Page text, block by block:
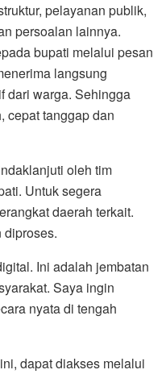
pelayanan publik,
persoalan lainnya.
bupati melalui pesan
langsung
dari warga. Sehingga
cepat tanggap dan
oleh tim
Untuk segera
daerah terkait.
diproses.
Ini adalah jembatan
Saya ingin
nyata di tengah
dapat diakses melalui